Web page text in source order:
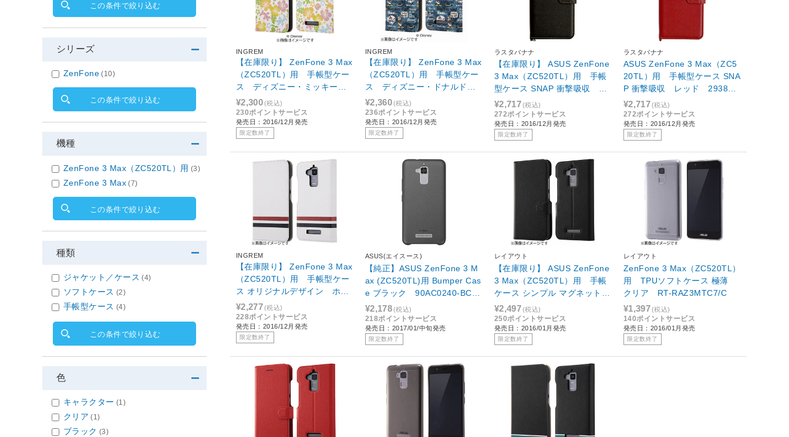
INGREM
【在庫限り】 ZenFone 3 Max
（ZC520TL）用 手帳型ケー
ス ディズニー・ミッキーマ
ウス2 IJ-DAZ3MLC/MK002
¥2,300(税込)
230ポイントサービス
発売日：2016/12月発売
限定数終了
INGREM
【在庫限り】 ZenFone 3 Max
（ZC520TL）用 手帳型ケー
ス ディズニー・ドナルドダ
ック1 IJ-DAZ3MLC/DD001
¥2,360(税込)
236ポイントサービス
発売日：2016/12月発売
限定数終了
ラスタバナナ
【在庫限り】 ASUS ZenFone
3 Max（ZC520TL）用 手帳
型ケース SNAP 衝撃吸収 ブ
ラック 2936520T
¥2,717(税込)
272ポイントサービス
発売日：2016/12月発売
限定数終了
ラスタバナナ
ASUS ZenFone 3 Max（ZC5
20TL）用 手帳型ケース SNA
P 衝撃吸収 レッド 293852
0T
¥2,717(税込)
272ポイントサービス
発売日：2016/12月発売
限定数終了
INGREM
【在庫限り】 ZenFone 3 Max
（ZC520TL）用 手帳型ケー
ス オリジナルデザイン ホワ
イト IJ-RAZ3MLC/AK092
¥2,277(税込)
228ポイントサービス
発売日：2016/12月発売
限定数終了
ASUS(エイスース)
【純正】ASUS ZenFone 3 M
ax (ZC520TL)用 Bumper Cas
e ブラック 90AC0240-BCS0
01
¥2,178(税込)
218ポイントサービス
発売日：2017/01/中旬発売
限定数終了
レイアウト
【在庫限り】 ASUS ZenFone
3 Max（ZC520TL）用 手帳
ケース シンプル マグネット
ブラック RT-RAZ3MELC1/B
B
¥2,497(税込)
250ポイントサービス
発売日：2016/01月発売
限定数終了
レイアウト
ZenFone 3 Max（ZC520TL）
用 TPUソフトケース 極薄
クリア RT-RAZ3MTC7/C
¥1,397(税込)
140ポイントサービス
発売日：2016/01月発売
限定数終了
この条件で絞り込む
シリーズ
ZenFone (10)
この条件で絞り込む
機種
ZenFone 3 Max（ZC520TL）用 (3)
ZenFone 3 Max (7)
この条件で絞り込む
種類
ジャケット／ケース (4)
ソフトケース (2)
手帳型ケース (4)
この条件で絞り込む
色
キャラクター (1)
クリア (1)
ブラック (3)